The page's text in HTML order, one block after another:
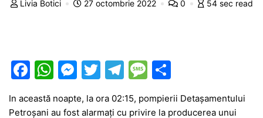
Livia Botici 27 octombrie 2022 0 54 sec read
F
c
W
at
M
s
T
itt
T
e
M
s
ar
ta
In această noapte, la ora 02:15, pompierii Detașamentului
Petroșani au fost alarmați cu privire la producerea unui